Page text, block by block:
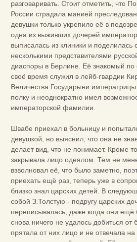
разговаривать. Стоит отметить, что
России страдала манией
девушки только укрепило её в
одна из выживших дочерей
выписалась из клиники и поделилась
несколькими представителями
диаспоры в Берлине. Её знакомый
своё время служил в лейб-гвардии
Величества Государыни
полку и неоднократно имел
императорской фамилии.
Швабе приехал в больницу и
девушкой, но выяснил, что она не
делает вид, что не понимает. Кроме
закрывала лицо одеялом. Тем не
взволновал её, что было заметно,
приехать ещё раз, теперь уже в
близко знал царских детей. В
собой З.Толстую - подругу царских
переписывалась, даже когда они
снова ничего не удалось добиться от
прятала от них лицо и не отвечала